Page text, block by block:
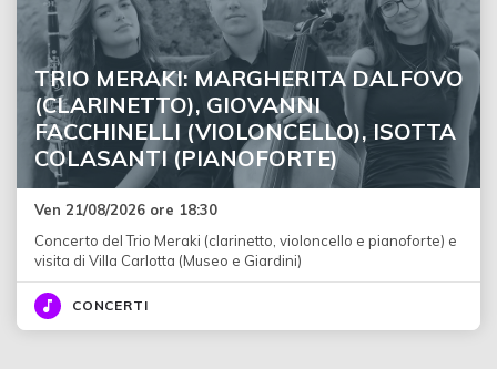
TRIO MERAKI: MARGHERITA DALFOVO
(CLARINETTO), GIOVANNI
FACCHINELLI (VIOLONCELLO), ISOTTA
COLASANTI (PIANOFORTE)
Ven 21/08/2026 ore 18:30
Concerto del Trio Meraki (clarinetto, violoncello e pianoforte) e
visita di Villa Carlotta (Museo e Giardini)
CONCERTI